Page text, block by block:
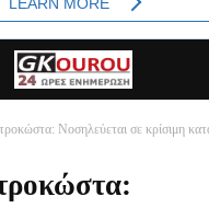
Νοσηλεύεται σε κρίσιμη